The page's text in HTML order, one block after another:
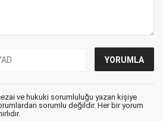
ve hukuki sorumluluğu yazan kişiye
sorumlu değildir. Her bir yorum